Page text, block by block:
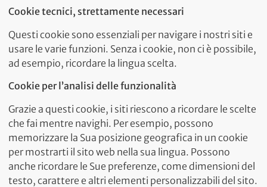
Cookie tecnici, strettamente necessari
Questi cookie sono essenziali per navigare i nostri siti e
usare le varie funzioni. Senza i cookie, non ci è possibile,
ad esempio, ricordare la lingua scelta.
Cookie per l’analisi delle funzionalità
Grazie a questi cookie, i siti riescono a ricordare le scelte
che fai mentre navighi. Per esempio, possono
memorizzare la Sua posizione geografica in un cookie
per mostrarti il sito web nella sua lingua. Possono
anche ricordare le Sue preferenze, come dimensioni del
testo, carattere e altri elementi personalizzabili del sito.